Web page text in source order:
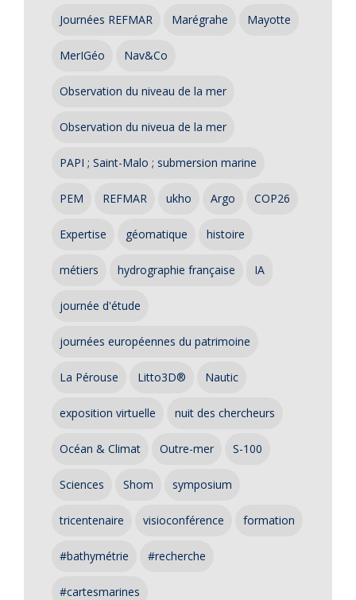
Journées REFMAR Marégrahe Mayotte
MerIGéo Nav&Co
Observation du niveau de la mer
Observation du niveua de la mer
PAPI ; Saint-Malo ; submersion marine
PEM REFMAR ukho Argo COP26
Expertise géomatique histoire
métiers hydrographie française IA
journée d'étude
journées européennes du patrimoine
La Pérouse Litto3D® Nautic
exposition virtuelle nuit des chercheurs
Océan & Climat Outre-mer S-100
Sciences Shom symposium
tricentenaire visioconférence formation
#bathymétrie #recherche
#cartesmarines